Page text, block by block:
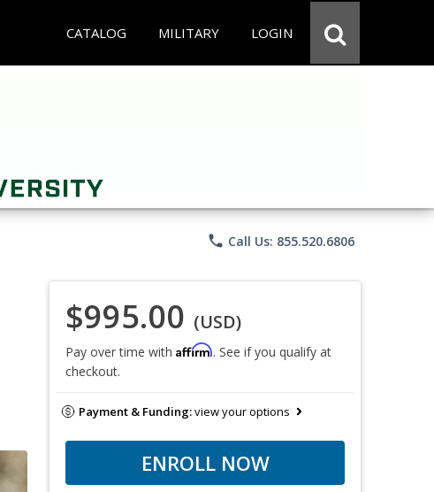
CATALOG MILITARY LOGIN
phone Call Us: 855.520.6806
$995.00 (USD)
Pay over time with Affirm. See if you qualify at
checkout.
Payment & Funding:view your options
ENROLL NOW